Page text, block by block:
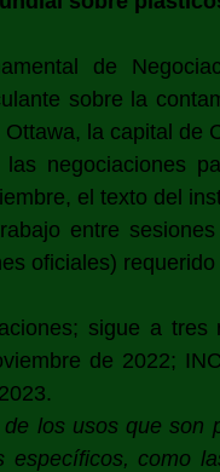
de
sobre la
la capital de
negociaciones
el texto del
entre
oficiales)
sigue a tres
de 2022;
los usos que son
específicos, como